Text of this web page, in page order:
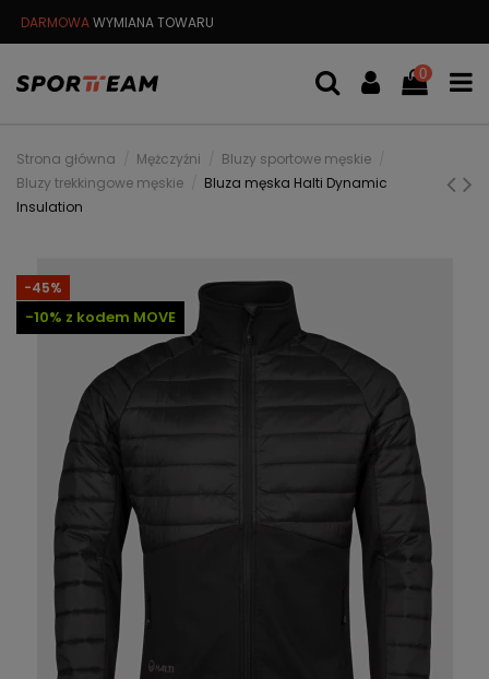
DARMOWAWYMIANA TOWARU
0
Strona główna Mężczyźni
Bluzy sportowe męskie
Bluzy trekkingowe męskie
Bluza męska Halti Dynamic
Insulation
-45%
-10% z kodem MOVE